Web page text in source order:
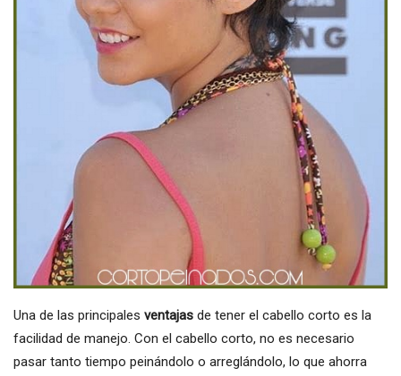
Una de las principales ventajas de tener el cabello corto es la
facilidad de manejo. Con el cabello corto, no es necesario
pasar tanto tiempo peinándolo o arreglándolo, lo que ahorra